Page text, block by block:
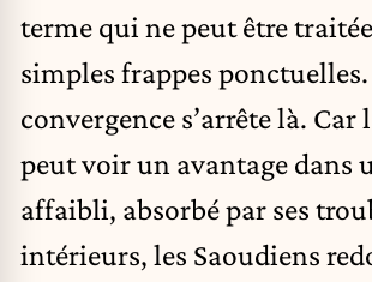
terme qui ne peut être
simples frappes
convergence s’arrête là. Car
peut voir un avantage dans
affaibli, absorbé par ses
intérieurs, les Saoudiens